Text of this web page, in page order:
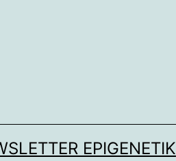
EPIGENETIK